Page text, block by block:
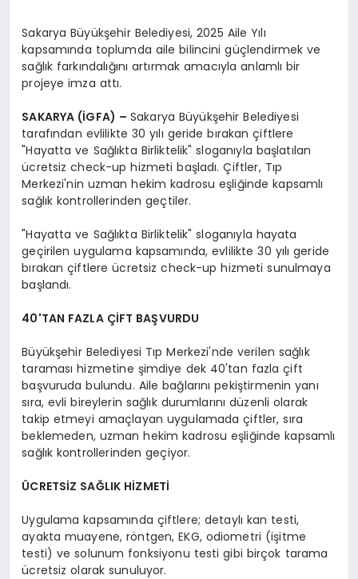
Sakarya Büyükşehir Belediyesi, 2025 Aile Yılı
kapsamında toplumda aile bilincini güçlendirmek ve
sağlık farkındalığını artırmak amacıyla anlamlı bir
projeye imza attı.
SAKARYA (İGFA) –Sakarya Büyükşehir Belediyesi
tarafından evlilikte 30 yılı geride bırakan çiftlere
"Hayatta ve Sağlıkta Birliktelik" sloganıyla başlatılan
ücretsiz check-up hizmeti başladı. Çiftler, Tıp
Merkezi'nin uzman hekim kadrosu eşliğinde kapsamlı
sağlık kontrollerinden geçtiler.
"Hayatta ve Sağlıkta Birliktelik" sloganıyla hayata
geçirilen uygulama kapsamında, evlilikte 30 yılı geride
bırakan çiftlere ücretsiz check-up hizmeti sunulmaya
başlandı.
40'TAN FAZLA ÇİFT BAŞVURDU
Büyükşehir Belediyesi Tıp Merkezi'nde verilen sağlık
taraması hizmetine şimdiye dek 40'tan fazla çift
başvuruda bulundu. Aile bağlarını pekiştirmenin yanı
sıra, evli bireylerin sağlık durumlarını düzenli olarak
takip etmeyi amaçlayan uygulamada çiftler, sıra
beklemeden, uzman hekim kadrosu eşliğinde kapsamlı
sağlık kontrollerinden geçiyor.
ÜCRETSİZ SAĞLIK HİZMETİ
Uygulama kapsamında çiftlere; detaylı kan testi,
ayakta muayene, röntgen, EKG, odiometri (işitme
testi) ve solunum fonksiyonu testi gibi birçok tarama
ücretsiz olarak sunuluyor.